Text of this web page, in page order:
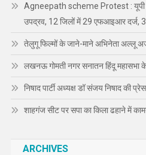
Agneepath scheme Protest : यूपी
उपद्रव, 12 जिलों में 29 एफआइआर दर्ज,
तेलुगू फिल्मों के जाने-माने अभिनेता अल्लू
लखनऊ गोमती नगर सनातन हिंदू महासभा
निषाद पार्टी अध्यक्ष डॉ संजय निषाद की
शाहगंज सीट पर सपा का किला ढहाने में
ARCHIVES